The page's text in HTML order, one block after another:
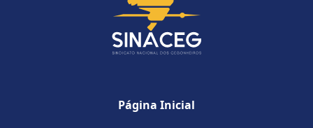
Página Inicial